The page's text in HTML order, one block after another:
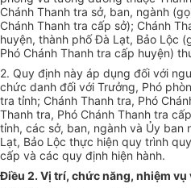
Chánh Thanh tra sở, ban, ngành
Chánh Thanh tra cấp sở); Chánh
huyện, thành phố Đà Lạt, Bảo Lộc
Phó Chánh Thanh tra cấp huyện)
2. Quy định này áp dụng đối với
chức danh đối với Trưởng, Phó
tra tỉnh; Chánh Thanh tra, Phó
Thanh tra, Phó Chánh Thanh tra
tỉnh, các sở, ban, ngành và Ủy ban
Lạt, Bảo Lộc thực hiện quy trình
cấp và các quy định hiện hành.
Điều 2. Vị trí, chức năng, nhiệm vụ